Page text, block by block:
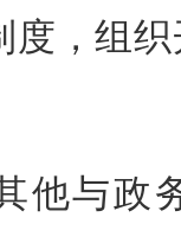
度，组
他与政